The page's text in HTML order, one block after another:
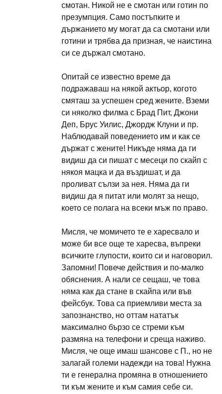
смотан. Никой не е смотан или готин по
презумпция. Само постъпките и
държанието му могат да са смотани или
готини и трябва да призная, че наистина
си се държал смотано.
Опитай се известно време да
подражаваш на някой актьор, когото
смяташ за успешен сред жените. Вземи
си няколко филма с Брад Пит, Джони
Деп, Брус Уилис, Джордж Клуни и пр.
Наблюдавай поведението им и как се
държат с жените! Никъде няма да ги
видиш да си пишат с месеци по скайп с
някоя мацка и да въздишат, и да
проливат сълзи за нея. Няма да ги
видиш да я питат или молят за нещо,
което се полага на всеки мъж по право.
Мисля, че момичето те е харесвало и
може би все още те харесва, въпреки
всичките глупости, които си и наговорил.
Запомни! Повече действия и по-малко
обяснения. А нали се сещаш, че това
няма как да стане в скайпа или във
фейсбук. Това са приемливи места за
запознанство, но оттам нататък
максимално бързо се стреми към
размяна на телефони и среща наживо.
Мисля, че още имаш шансове с П., но не
залагай големи надежди на това! Нужна
ти е генерална промяна в отношението
ти към жените и към самия себе си.